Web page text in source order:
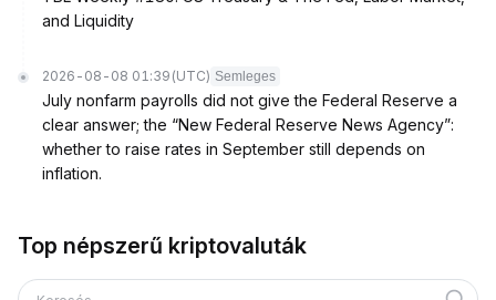
and Liquidity
2026-08-08 01:39 (UTC) Semleges
July nonfarm payrolls did not give the Federal Reserve a
clear answer; the “New Federal Reserve News Agency”:
whether to raise rates in September still depends on
inflation.
Top népszerű kriptovaluták